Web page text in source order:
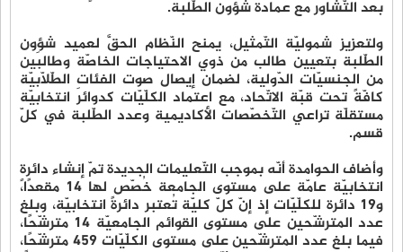
بعد التّشاور مع عمادة شؤون الطّلبة.
ولتعزيز شموليّة التّمثيل، يمنح النّظام الحقَّ لعميد شؤون
الطّلبة بتعيين طالب من ذوي الاحتياجات الخاصّة وطالبَين
من الجنسيّات الدّولية، لضمان إيصال صوت الفئات الطّلّابيّة
كافّةً تحت قبّة الاتّحاد، مع اعتماد الكلّيّات كدوائرَ انتخابيّة
مستقلّة تراعي التّخصّصات الأكاديمية وعدد الطّلبة في كلّ
قسم.
وأضاف الحوامدة أنّه بموجب التّعليمات الجديدة تمّ إنشاء دائرةٍ
انتخابيّة عامّة على مستوى الجامعة خُصّص لها 14 مقعدًا،
و19 دائرة للكلّيّات إذ إنّ كلّ كليّة تُعتبر دائرةً انتخابيّة، وبلغ
عدد المترشّحين على مستوى القوائم الجامعيّة 14 مترشّحًا،
فيما بلغ عدد المترشّحين على مستوى الكلّيّات 459 مترشّحًا،